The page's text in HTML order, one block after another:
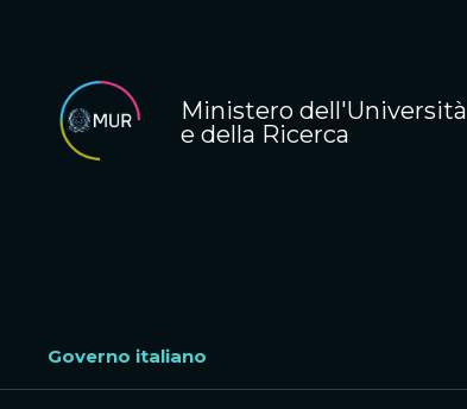
Ministero dell'Università
e della Ricerca
Governo italiano